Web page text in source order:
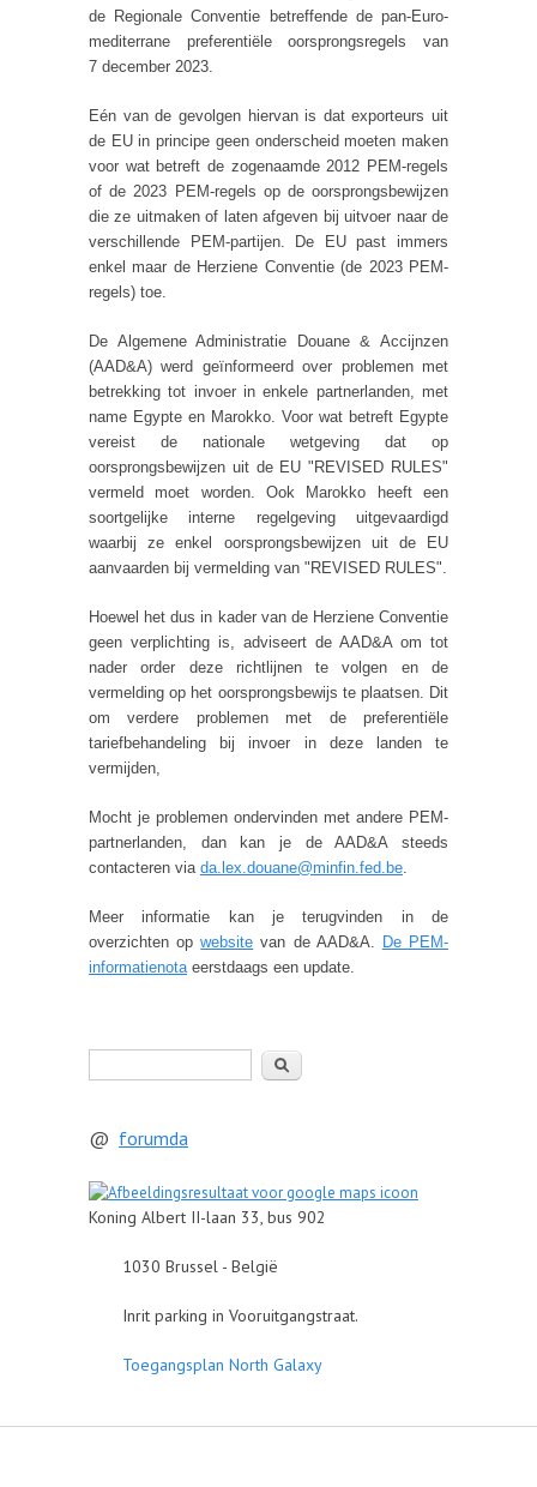
de Regionale Conventie betreffende de pan-Euro-
mediterrane preferentiële oorsprongsregels van
7 december 2023.
Eén van de gevolgen hiervan is dat exporteurs uit
de EU in principe geen onderscheid moeten maken
voor wat betreft de zogenaamde 2012 PEM-regels
of de 2023 PEM-regels op de oorsprongsbewijzen
die ze uitmaken of laten afgeven bij uitvoer naar de
verschillende PEM-partijen. De EU past immers
enkel maar de Herziene Conventie (de 2023 PEM-
regels) toe.
De Algemene Administratie Douane & Accijnzen
(AAD&A) werd geïnformeerd over problemen met
betrekking tot invoer in enkele partnerlanden, met
name Egypte en Marokko. Voor wat betreft Egypte
vereist de nationale wetgeving dat op
oorsprongsbewijzen uit de EU "REVISED RULES"
vermeld moet worden. Ook Marokko heeft een
soortgelijke interne regelgeving uitgevaardigd
waarbij ze enkel oorsprongsbewijzen uit de EU
aanvaarden bij vermelding van "REVISED RULES".
Hoewel het dus in kader van de Herziene Conventie
geen verplichting is, adviseert de AAD&A om tot
nader order deze richtlijnen te volgen en de
vermelding op het oorsprongsbewijs te plaatsen. Dit
om verdere problemen met de preferentiële
tariefbehandeling bij invoer in deze landen te
vermijden,
Mocht je problemen ondervinden met andere PEM-
partnerlanden, dan kan je de AAD&A steeds
contacteren via da.lex.douane@minfin.fed.be
Meer informatie kan je terugvinden in de
overzichten opwebsite van de AAD&A. De PEM-
informatienota eerstdaags een update.
@ forumda
Koning Albert II-laan 33, bus 902
1030 Brussel - België
Inrit parking in Vooruitgangstraat.
Toegangsplan North Galaxy